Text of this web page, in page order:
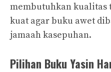
membutuhkan kualitas
kuat agar buku awet
jamaah kasepuhan.
Pilihan Buku Yasin